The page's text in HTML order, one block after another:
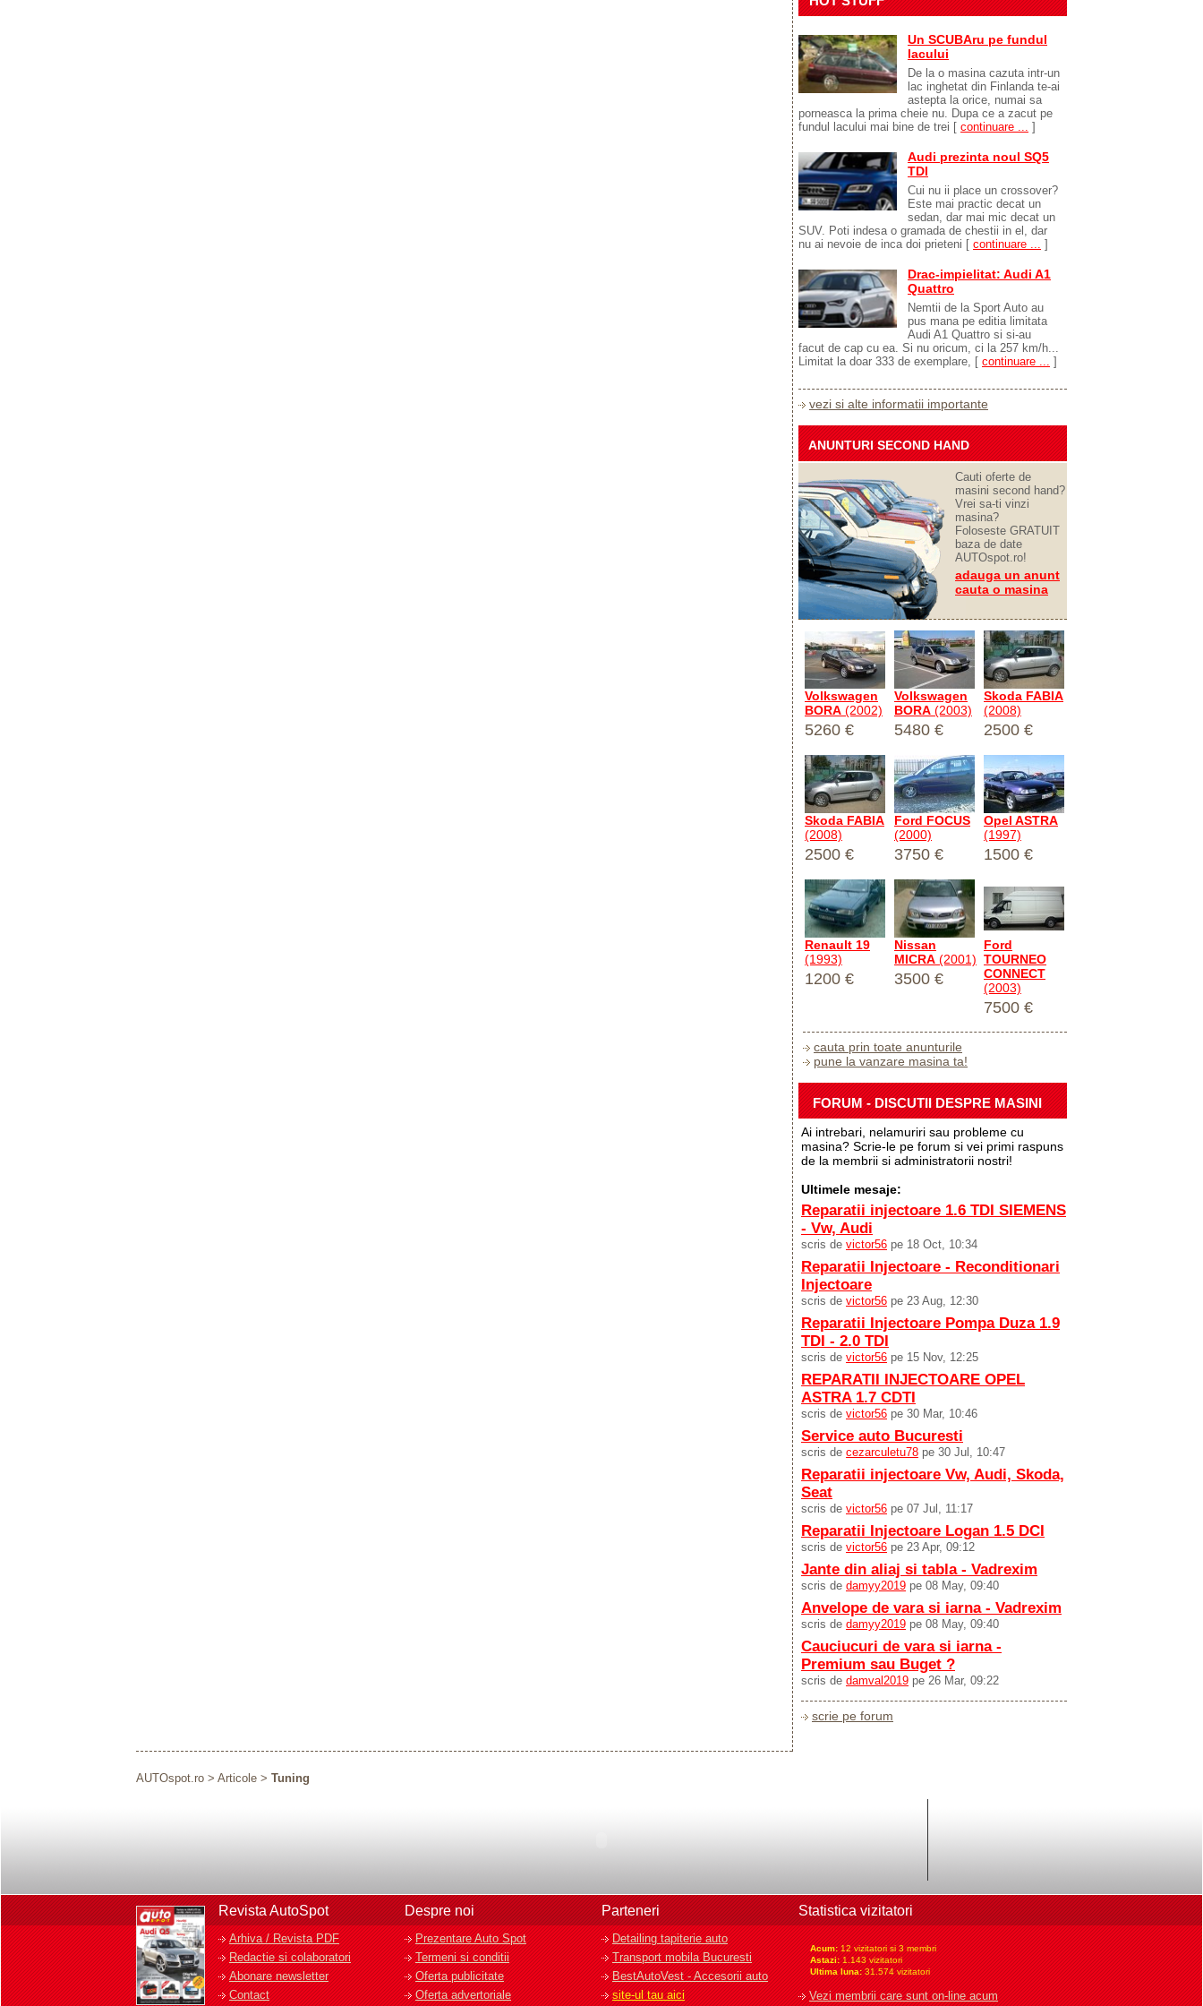
Un SCUBAru pe fundul
lacului
De la o masina cazuta intr-un
lac inghetat din Finlanda te-ai
astepta la orice, numai sa
porneasca la prima cheie nu. Dupa ce a zacut pe
fundul lacului mai bine de trei [ continuare ... ]
Audi prezinta noul SQ5
TDI
Cui nu ii place un crossover?
Este mai practic decat un
sedan, dar mai mic decat un
SUV. Poti indesa o gramada de chestii in el, dar
nu ai nevoie de inca doi prieteni [ continuare ... ]
Drac-impielitat: Audi A1
Quattro
Nemtii de la Sport Auto au
pus mana pe editia limitata
Audi A1 Quattro si si-au
facut de cap cu ea. Si nu oricum, ci la 257 km/h...
Limitat la doar 333 de exemplare, [ continuare ... ]
vezi si alte informatii importante
ANUNTURI SECOND HAND
Cauti oferte de
masini second hand?
Vrei sa-ti vinzi
masina?
Foloseste GRATUIT
baza de date
AUTOspot.ro!
adauga un anunt
cauta o masina
Volkswagen
BORA (2002)
5260 €
Volkswagen
BORA (2003)
5480 €
Skoda FABIA
(2008)
2500 €
Skoda FABIA
(2008)
2500 €
Ford FOCUS
(2000)
3750 €
Opel ASTRA
(1997)
1500 €
Renault 19
(1993)
1200 €
Nissan
MICRA (2001)
3500 €
Ford
TOURNEO
CONNECT
(2003)
7500 €
cauta prin toate anunturile
pune la vanzare masina ta!
FORUM - DISCUTII DESPRE MASINI
Ai intrebari, nelamuriri sau probleme cu
masina? Scrie-le pe forum si vei primi raspuns
de la membrii si administratorii nostri!
Ultimele mesaje:
Reparatii injectoare 1.6 TDI SIEMENS
- Vw, Audi
scris de victor56 pe 18 Oct, 10:34
Reparatii Injectoare - Reconditionari
Injectoare
scris de victor56 pe 23 Aug, 12:30
Reparatii Injectoare Pompa Duza 1.9
TDI - 2.0 TDI
scris de victor56 pe 15 Nov, 12:25
REPARATII INJECTOARE OPEL
ASTRA 1.7 CDTI
scris de victor56 pe 30 Mar, 10:46
Service auto Bucuresti
scris de cezarculetu78 pe 30 Jul, 10:47
Reparatii injectoare Vw, Audi, Skoda,
Seat
scris de victor56 pe 07 Jul, 11:17
Reparatii Injectoare Logan 1.5 DCI
scris de victor56 pe 23 Apr, 09:12
Jante din aliaj si tabla - Vadrexim
scris de damyy2019 pe 08 May, 09:40
Anvelope de vara si iarna - Vadrexim
scris de damyy2019 pe 08 May, 09:40
Cauciucuri de vara si iarna -
Premium sau Buget ?
scris de damval2019 pe 26 Mar, 09:22
scrie pe forum
AUTOspot.ro > Articole > Tuning
Revista AutoSpot
Arhiva / Revista PDF
Redactie si colaboratori
Abonare newsletter
Contact
Despre noi
Prezentare Auto Spot
Termeni si conditii
Oferta publicitate
Oferta advertoriale
Parteneri
Detailing tapiterie auto
Transport mobila Bucuresti
BestAutoVest - Accesorii auto
site-ul tau aici
Statistica vizitatori
Acum:12 vizitatori si 3 membri
Astazi:1.143 vizitatori
Ultima luna:31.574 vizitatori
Vezi membrii care sunt on-line acum